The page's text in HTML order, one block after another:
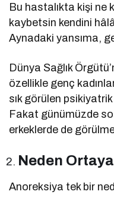
Bu hastalıkta kişi ne
kaybetsin kendini
Aynadaki yansıma,
Dünya Sağlık
özellikle genç
sık görülen
Fakat günümüzde
erkeklerde de
Neden Ortaya
Anoreksiya tek bir